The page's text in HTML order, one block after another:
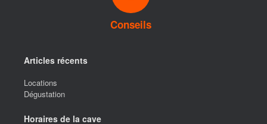
Conseils
Articles récents
Locations
Dégustation
Horaires de la cave